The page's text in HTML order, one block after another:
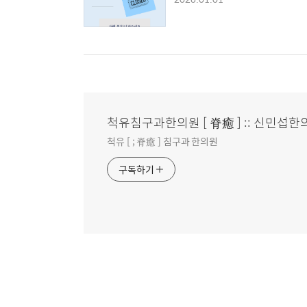
척유침구과한의원 [ 脊癒 ] :: 신민섭한
척유 [ ; 脊癒 ] 침구과 한의원
구독하기